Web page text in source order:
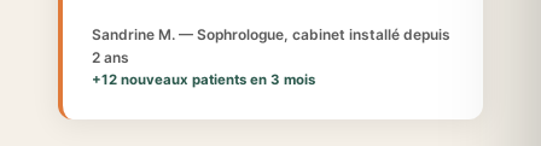
Sandrine M. — Sophrologue, cabinet installé depuis
2 ans
+12 nouveaux patients en 3 mois